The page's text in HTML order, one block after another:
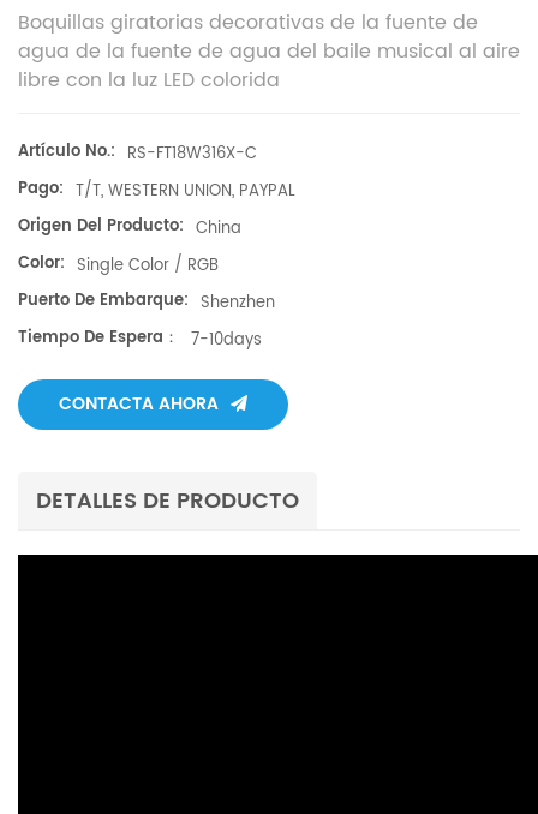
Boquillas giratorias decorativas de la fuente de
agua de la fuente de agua del baile musical al aire
libre con la luz LED colorida
Artículo No.: RS-FT18W316X-C​
Pago: T/T, WESTERN UNION, PAYPAL
Origen Del Producto: China
Color: Single Color / RGB
Puerto De Embarque: Shenzhen
Tiempo De Espera：
7-10days
CONTACTA AHORA
DETALLES DE PRODUCTO